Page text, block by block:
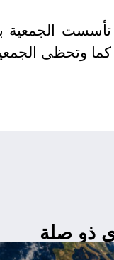
تأسست الجمعية
كما وتحظى
ذو صلة